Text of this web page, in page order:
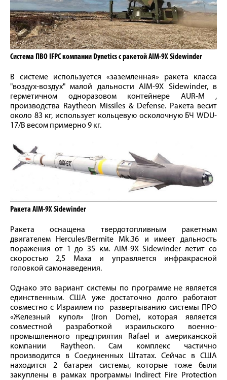
Система ПВО IFPC компании Dynetics с ракетой AIM-9X Sidewinder
В системе используется «заземленная» ракета класса
"воздух-воздух" малой дальности AIM-9X Sidewinder, в
герметичном одноразовом контейнере AUR-M ,
производства Raytheon Missiles & Defense. Ракета весит
около 83 кг, использует кольцевую осколочную БЧ WDU-
17/B весом примерно 9 кг.
Ракета AIM-9X Sidewinder
Ракета оснащена твердотопливным ракетным
двигателем Hercules/Bermite Mk.36 и имеет дальность
поражения от 1 до 35 км. AIM-9X Sidewinder летит со
скоростью 2,5 Маха и управляется инфракрасной
головкой самонаведения.
Однако это вариант системы по программе не является
единственным. США уже достаточно долго работают
совместно с Израилем по развертыванию системы ПРО
«Железный купол» (Iron Dome), которая является
совместной разработкой израильского военно-
промышленного предприятия Rafael и американской
компании Raytheon. Сам комплекс частично
производится в Соединенных Штатах. Сейчас в США
находится 2 батареи системы, которые тоже были
закуплены в рамках программы Indirect Fire Protection